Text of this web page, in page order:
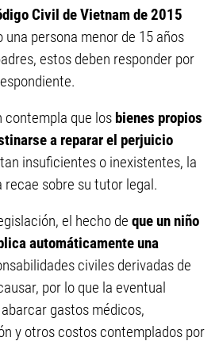
Civil de Vietnam de 2015
persona menor de 15 años
estos deben responder por
contempla que los bienes propios
a reparar el perjuicio
insuficientes o inexistentes, la
sobre su tutor legal.
el hecho de que un niño
automáticamente una
civiles derivadas de
por lo que la eventual
gastos médicos,
y otros costos contemplados por